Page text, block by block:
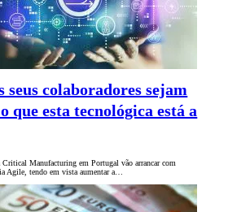
seus colaboradores sejam
que esta tecnológica está a
Critical Manufacturing em Portugal vão arrancar com
Agile, tendo em vista aumentar a…